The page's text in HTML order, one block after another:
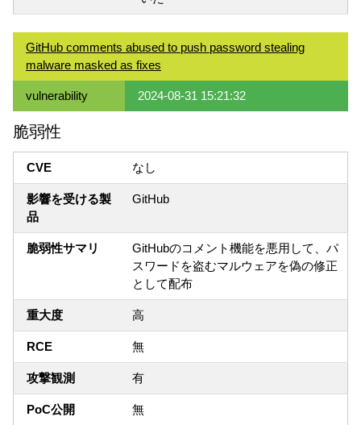
GitHub comments abused to push password stealing
malware masked as fixes
vulnerability 2024-08-31 15:21:32
脆弱性
CVE なし
影響を受ける製
品
GitHub
脆弱性サマリ
GitHubのコメント機能を悪用して、パ
スワードを盗むマルウェアを偽の修正
として配布
重大度 高
RCE 無
攻撃観測 有
PoC公開 無